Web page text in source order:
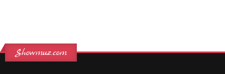
Showmuz.com